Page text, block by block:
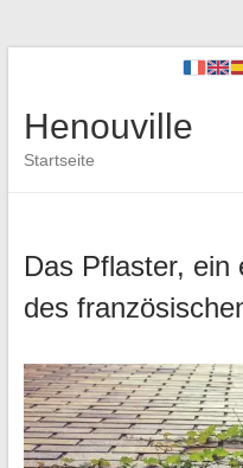
Henouville
Startseite
Das Pflaster, ein
des